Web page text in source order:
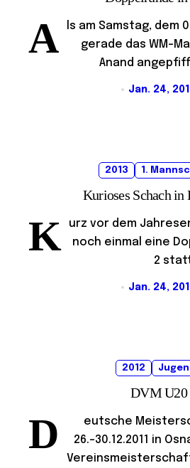
A
ls am Samstag, dem
gerade das WM-
Anand
Jan. 24,
2013 1.
Kurioses Schach in
K
urz vor dem
noch einmal eine
2
Jan. 24,
2012
DVM U20
D
eutsche
26.-30.12.2011 in